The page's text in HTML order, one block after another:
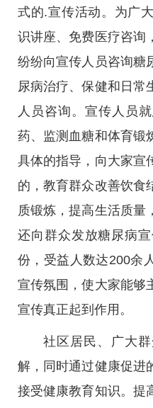
式的.宣传活动。为广
识讲座、免费医疗咨询
纷纷向宣传人员咨询糖
尿病治疗、保健和日常
人员咨询。宣传人员
药、监测血糖和体育锻
具体的指导，向大家宣
的，教育群众改善饮食
质锻炼，提高生活质量
还向群众发放糖尿病
份，受益人数达200余
宣传氛围，使大家能够
宣传真正起到作用。
社区居民、广大
解，同时通过健康促进
接受健康教育知识。提